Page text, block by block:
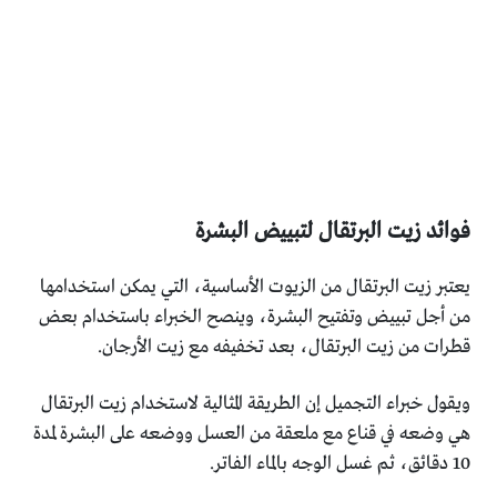
فوائد زيت البرتقال لتبييض البشرة
يعتبر زيت البرتقال من الزيوت الأساسية، التي يمكن استخدامها
من ‏أجل تبييض وتفتيح البشرة، وينصح الخبراء باستخدام بعض
قطرات من زيت البرتقال، بعد ‏تخفيفه مع زيت الأرجان.‏
ويقول خبراء التجميل إن الطريقة المثالية لاستخدام زيت البرتقال
‏هي وضعه في قناع مع ملعقة من العسل ووضعه على البشرة لمدة